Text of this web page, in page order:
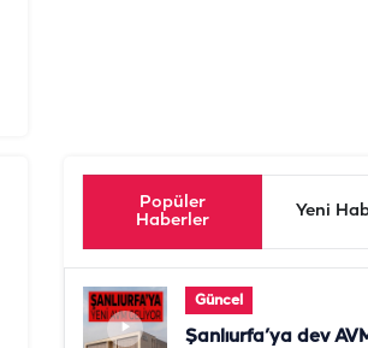
Popüler
Haberler
Yeni
Güncel
Şanlıurfa’ya dev